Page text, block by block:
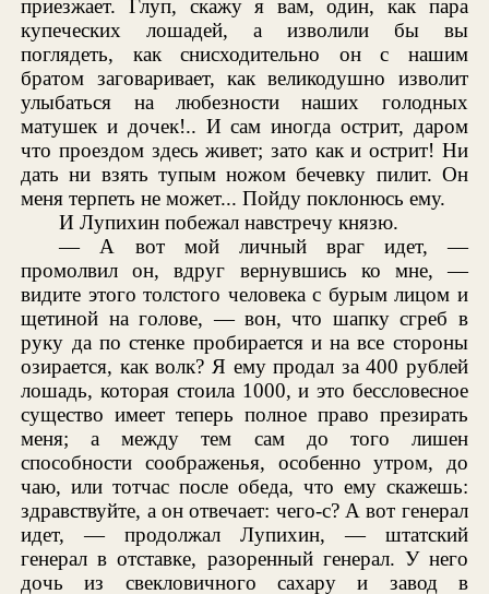
приезжает. Глуп, скажу я вам, один, как пара
купеческих лошадей, а изволили бы вы
поглядеть, как снисходительно он с нашим
братом заговаривает, как великодушно изволит
улыбаться на любезности наших голодных
матушек и дочек!.. И сам иногда острит, даром
что проездом здесь живет; зато как и острит! Ни
дать ни взять тупым ножом бечевку пилит. Он
меня терпеть не может... Пойду поклонюсь ему.
И Лупихин побежал навстречу князю.
— А вот мой личный враг идет, —
промолвил он, вдруг вернувшись ко мне, —
видите этого толстого человека с бурым лицом и
щетиной на голове, — вон, что шапку сгреб в
руку да по стенке пробирается и на все стороны
озирается, как волк? Я ему продал за 400 рублей
лошадь, которая стоила 1000, и это бессловесное
существо имеет теперь полное право презирать
меня; а между тем сам до того лишен
способности соображенья, особенно утром, до
чаю, или тотчас после обеда, что ему скажешь:
здравствуйте, а он отвечает: чего-с? А вот генерал
идет, — продолжал Лупихин, — штатский
генерал в отставке, разоренный генерал. У него
дочь из свекловичного сахару и завод в